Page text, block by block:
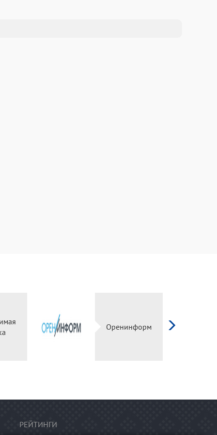
Оренинформ
РЕЙТИНГИ